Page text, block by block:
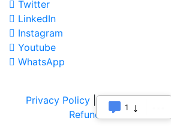
Twitter
LinkedIn
Instagram
Youtube
WhatsApp
Privacy Policy |Terms of
Refund &
1